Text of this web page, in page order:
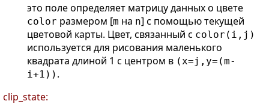
это поле определяет матрицу данных о цвете
color размером [m на n] с помощью текущей
цветовой карты. Цвет, связанный с color(i,j)
используется для рисования маленького
квадрата длиной 1 с центром в (x=j,y=(m-
i+1)) .
clip_state: